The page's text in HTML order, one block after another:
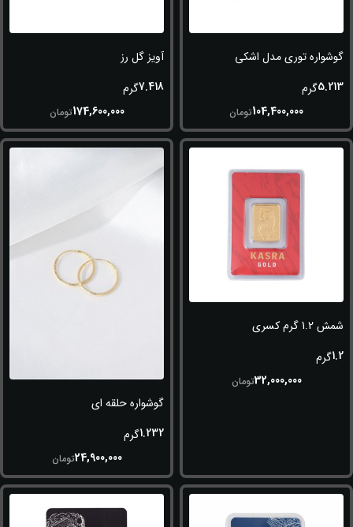
گوشواره توری مدل اشکی
5.213گرم
104,400,000تومان
آویز گل رز
7.418گرم
174,600,000تومان
شمش 1.2 گرم کسری
1.2گرم
32,000,000تومان
گوشواره حلقه ای
1.232گرم
24,900,000تومان